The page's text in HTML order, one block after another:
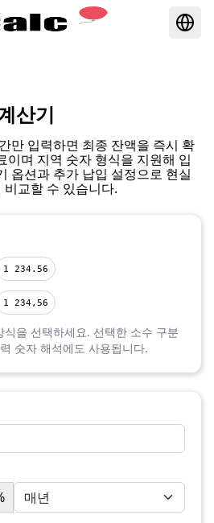
산기
만 입력하면 최종 잔액을 즉시 확
이며 지역 숫자 형식을 지원해 입
옵션과 추가 납입 설정으로 현실
교할 수 있습니다.
1 234.56
1 234,56
을 선택하세요. 선택한 소수 구분
숫자 해석에도 사용됩니다.